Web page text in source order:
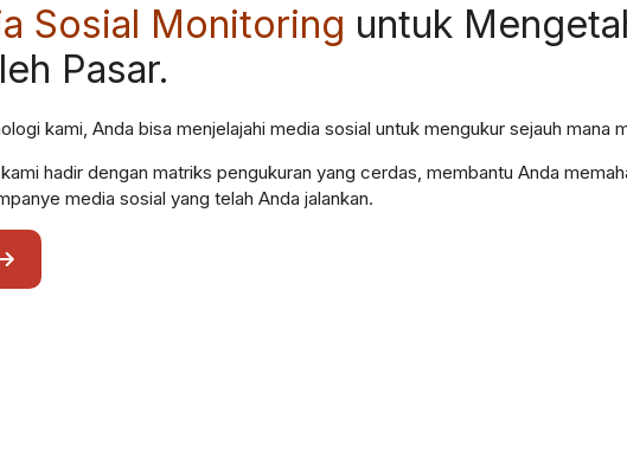
Sosial Monitoring untuk
Pasar.
kami, Anda bisa menjelajahi media sosial untuk mengukur sejauh mana
hadir dengan matriks pengukuran yang cerdas, membantu Anda
media sosial yang telah Anda jalankan.